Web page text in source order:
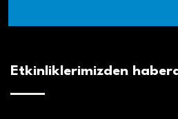
Etkinliklerimizden